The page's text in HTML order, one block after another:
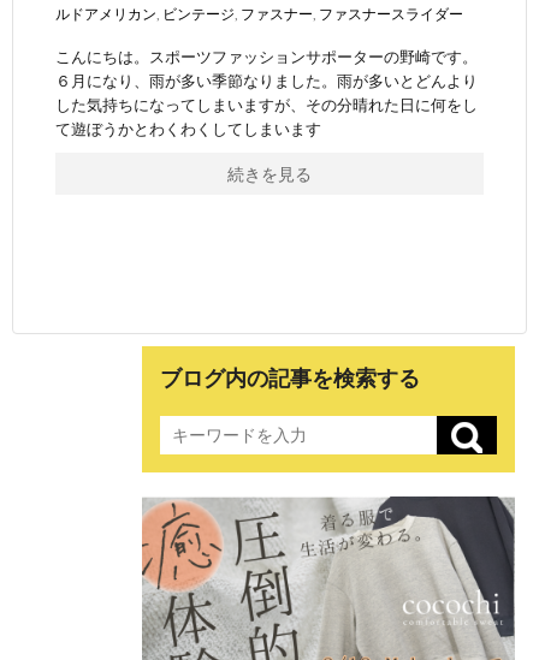
ルドアメリカン, ビンテージ, ファスナー, ファスナースライダー
こんにちは。スポーツファッションサポーターの野崎です。
６月になり、雨が多い季節なりました。雨が多いとどんより
した気持ちになってしまいますが、その分晴れた日に何をし
て遊ぼうかとわくわくしてしまいます
続きを見る
ブログ内の記事を検索する